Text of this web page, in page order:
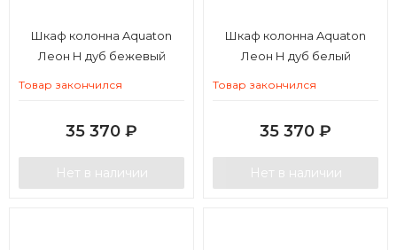
Шкаф колонна Aquaton
Леон Н дуб бежевый
Товар закончился
35 370 ₽
Нет в наличии
Шкаф колонна Aquaton
Леон Н дуб белый
Товар закончился
35 370 ₽
Нет в наличии